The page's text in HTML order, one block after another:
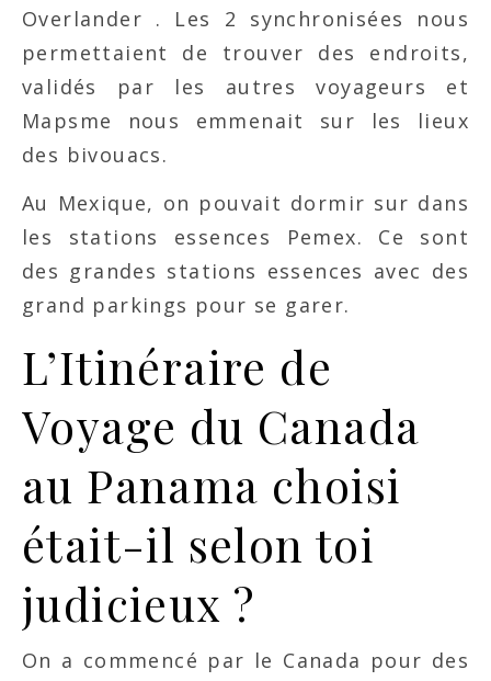
Overlander . Les 2 synchronisées nous
permettaient de trouver des endroits,
validés par les autres voyageurs et
Mapsme nous emmenait sur les lieux
des bivouacs.
Au Mexique, on pouvait dormir sur dans
les stations essences Pemex. Ce sont
des grandes stations essences avec des
grand parkings pour se garer.
L’Itinéraire de
Voyage du Canada
au Panama choisi
était-il selon toi
judicieux ?
On a commencé par le Canada pour des